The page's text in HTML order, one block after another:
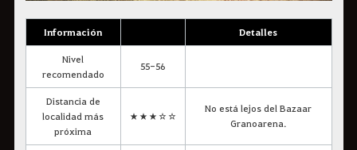
Información Detalles
Nivel
recomendado
55-56
Distancia de
localidad más
próxima
★★★☆☆
No está lejos del Bazaar
Granoarena.